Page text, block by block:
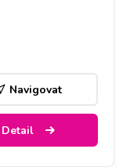
Navigovat
Detail